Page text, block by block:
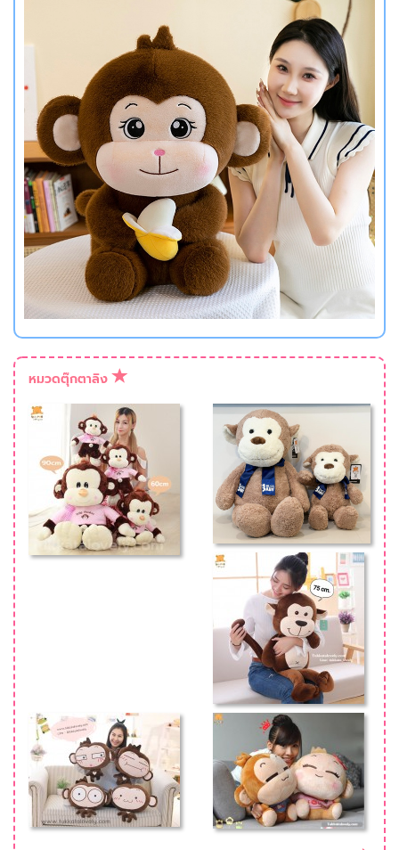
หมวดตุ๊กตาลิง